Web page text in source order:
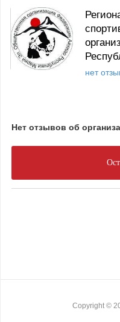
нет
Нет отзывов об
Copyright ©